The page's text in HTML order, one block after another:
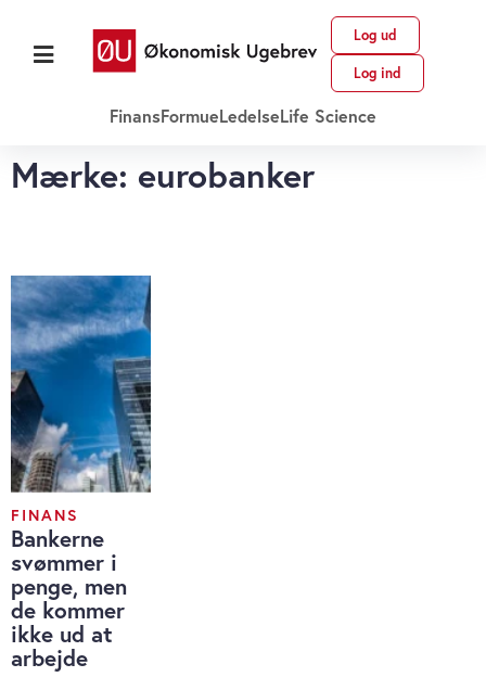
Log ud
Log ind
FinansFormueLedelseLife Science
Mærke: eurobanker
FINANS
Bankerne
svømmer i
penge, men
de kommer
ikke ud at
arbejde